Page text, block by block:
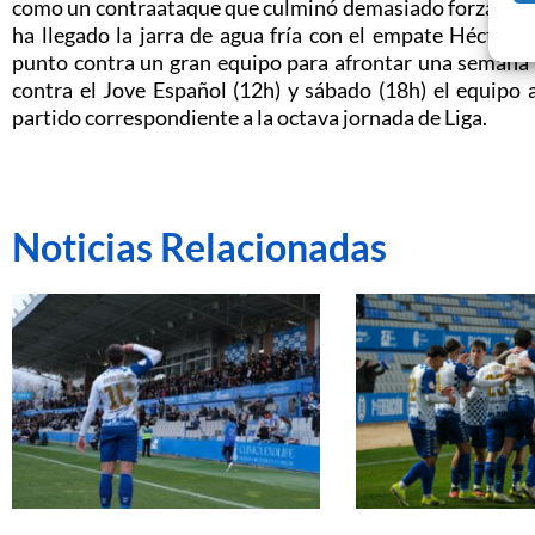
como un contraataque que culminó demasiado forzado
ha llegado la jarra de agua fría con el empate Héctor
punto contra un gran equipo para afrontar una
contra el Jove Español (12h) y sábado (18h) el
partido correspondiente a la octava jornada de Liga.
Noticias Relacionadas